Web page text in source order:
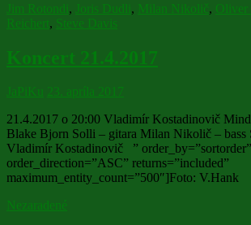
Jim Rotondi, Joris Dudli, Milan Nikolič, Oliver
Reichert, Steve Davis
Koncert 21.4.2017
JaPiKu 23. apríla 2017
21.4.2017 o 20:00 Vladimír Kostadinovič
Blake Bjorn Solli – gitara Milan Nikolič – bass
Vladimír Kostadinovič ” order_by=”sortorder”
order_direction=”ASC” returns=”included”
maximum_entity_count=”500″]Foto: V.Hank
Nezaradené